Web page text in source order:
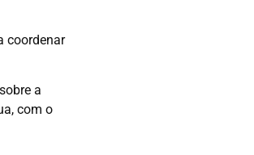
coordenar
a
com o